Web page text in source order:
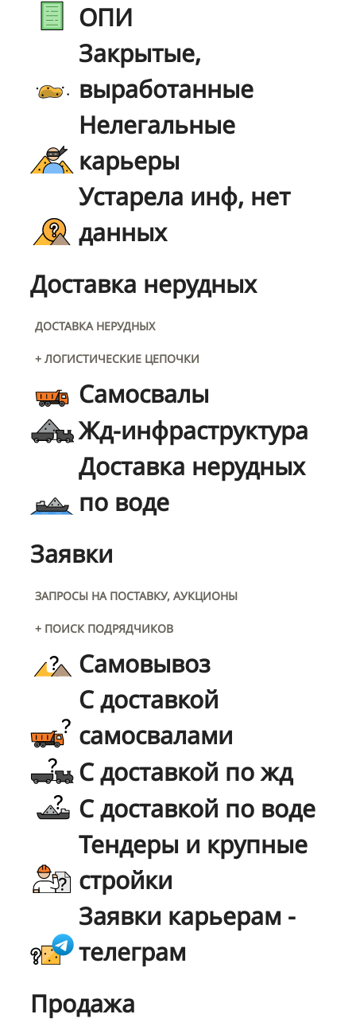
ОПИ
Закрытые,
выработанные
Нелегальные
карьеры
Устарела инф, нет
данных
Доставка нерудных
ДОСТАВКА НЕРУДНЫХ
+ ЛОГИСТИЧЕСКИЕ ЦЕПОЧКИ
Самосвалы
Жд-инфраструктура
Доставка нерудных
по воде
Заявки
ЗАПРОСЫ НА ПОСТАВКУ, АУКЦИОНЫ
+ ПОИСК ПОДРЯДЧИКОВ
Самовывоз
С доставкой
самосвалами
С доставкой по жд
С доставкой по воде
Тендеры и крупные
стройки
Заявки карьерам -
телеграм
Продажа